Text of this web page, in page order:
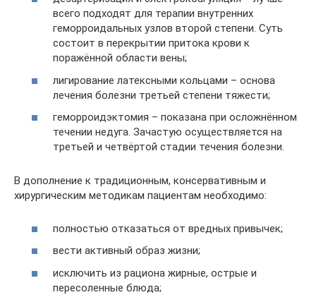
всего подходят для терапии внутренних
геморроидальных узлов второй степени. Суть
состоит в перекрытии притока крови к
поражённой области вены;
лигирование латексными кольцами – основа
лечения болезни третьей степени тяжести;
геморроидэктомия – показана при осложнённом
течении недуга. Зачастую осуществляется на
третьей и четвёртой стадии течения болезни.
В дополнение к традиционным, консервативным и
хирургическим методикам пациентам необходимо:
полностью отказаться от вредных привычек;
вести активный образ жизни;
исключить из рациона жирные, острые и
пересоленные блюда;